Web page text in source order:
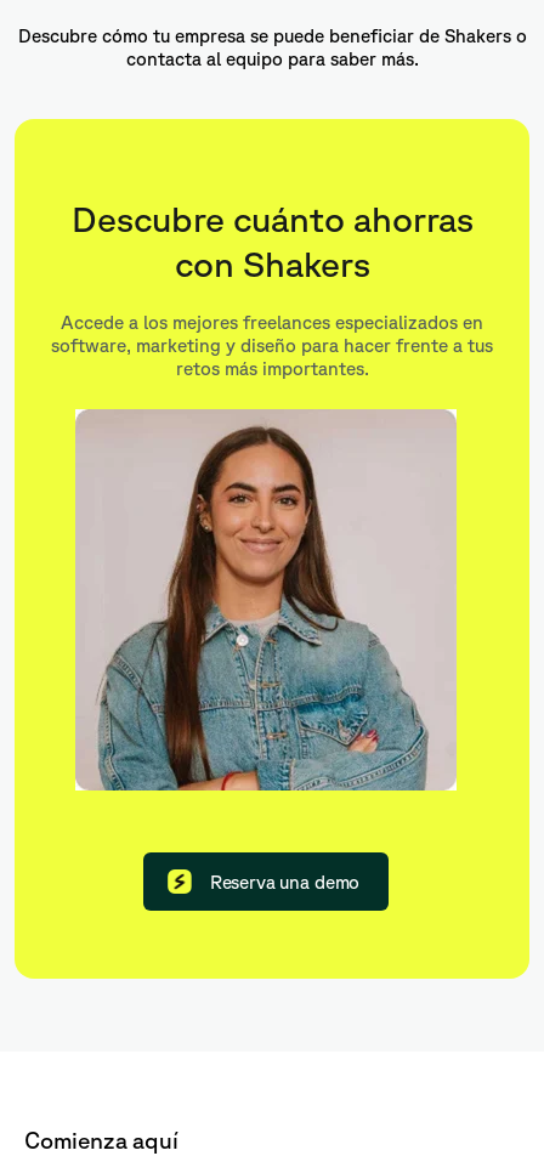
Descubre cómo tu empresa se puede beneficiar de Shakers o
contacta al equipo para saber más.
Descubre cuánto ahorras
con Shakers
Accede a los mejores freelances especializados en
software, marketing y diseño para hacer frente a tus
retos más importantes.
Reserva una demo
Comienza aquí